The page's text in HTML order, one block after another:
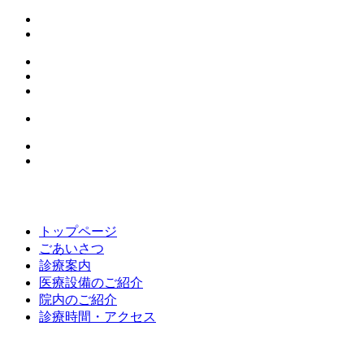
トップページ
ごあいさつ
診療案内
医療設備のご紹介
院内のご紹介
診療時間・アクセス